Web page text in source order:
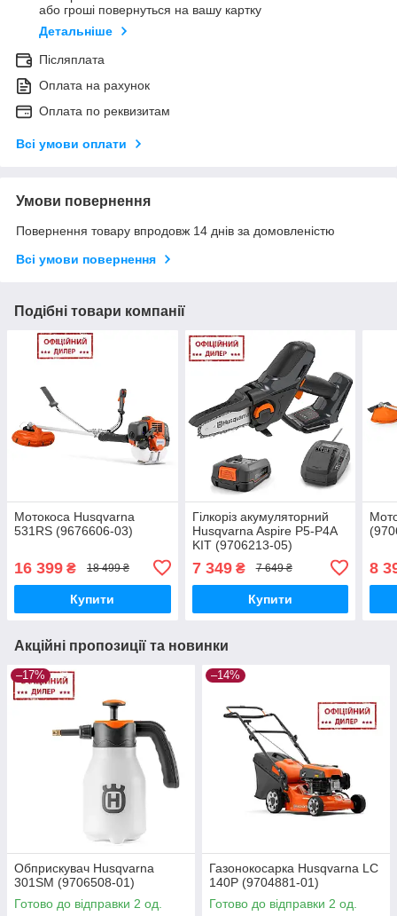
або гроші повернуться на вашу картку
Детальніше
Післяплата
Оплата на рахунок
Оплата по реквизитам
Всі умови оплати
Умови повернення
Повернення товару впродовж 14 днів за домовленістю
Всі умови повернення
Подібні товари компанії
Мотокоса Husqvarna
531RS (9676606-03)
16 399 ₴ 18 499 ₴
Купити
Гілкоріз акумуляторний
Husqvarna Aspire P5-P4A
KIT (9706213-05)
7 349₴ 7 649 ₴
Купити
8
Акційні пропозиції та новинки
–17%
Обприскувач Husqvarna
301SM (9706508-01)
Готово до відправки 2 од.
–14%
Газонокосарка Husqvarna LC
140P (9704881-01)
Готово до відправки 2 од.